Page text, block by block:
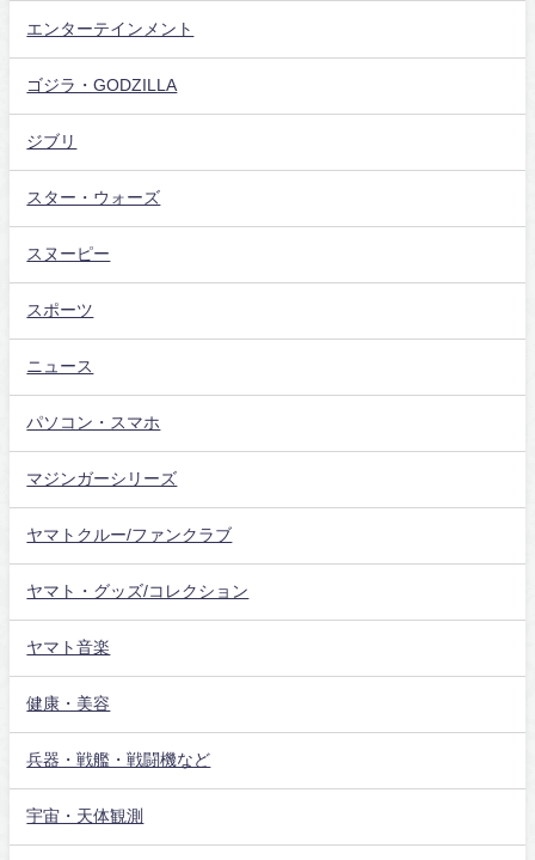
エンターテインメント
ゴジラ・GODZILLA
ジブリ
スター・ウォーズ
スヌーピー
スポーツ
ニュース
パソコン・スマホ
マジンガーシリーズ
ヤマトクルー/ファンクラブ
ヤマト・グッズ/コレクション
ヤマト音楽
健康・美容
兵器・戦艦・戦闘機など
宇宙・天体観測